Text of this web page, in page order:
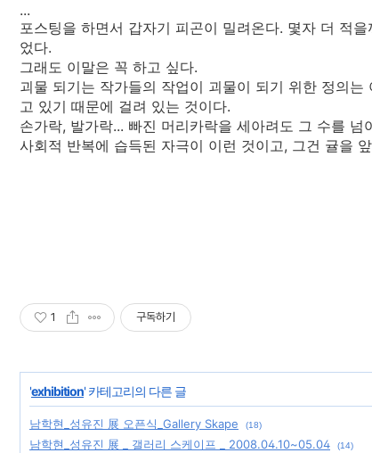
...
포스팅을 하면서 갑자기 피곤이 밀려온다. 몇자 더 적
었다.
그래도 이말은 꼭 하고 싶다.
괴물 되기는 작가들의 작업이 괴물이 되기 위한 정의
고 있기 때문에 걸려 있는 것이다.
손가락, 발가락... 빠진 머리카락을 세아려도 그 수를
사회적 반복에 습득된 자극이 이런 것이고, 그건 귤을
1 구독하기
'exhibition' 카테고리의 다른 글
남학현_성유진 展 오픈식_Gallery Skape (18)
남학현_성유진 展 _ 갤러리 스케이프 _ 2008.04.10~05.04
(14)